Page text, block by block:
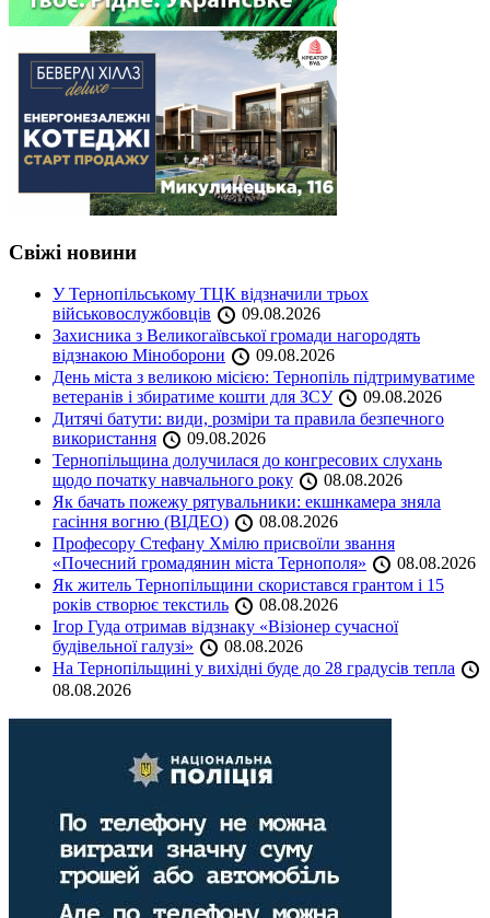
Свіжі новини
У Тернопільському ТЦК відзначили трьох
військовослужбовців
09.08.2026
Захисника з Великогаївської громади нагородять
відзнакою Міноборони
09.08.2026
День міста з великою місією: Тернопіль підтримуватиме
ветеранів і збиратиме кошти для ЗСУ
09.08.2026
Дитячі батути: види, розміри та правила безпечного
використання
09.08.2026
Тернопільщина долучилася до конгресових слухань
щодо початку навчального року
08.08.2026
Як бачать пожежу рятувальники: екшнкамера зняла
гасіння вогню (ВІДЕО)
08.08.2026
Професору Стефану Хмілю присвоїли звання
«Почесний громадянин міста Тернополя»
08.08.2026
Як житель Тернопільщини скористався грантом і 15
років створює текстиль
08.08.2026
Ігор Гуда отримав відзнаку «Візіонер сучасної
будівельної галузі»
08.08.2026
На Тернопільщині у вихідні буде до 28 градусів тепла
08.08.2026